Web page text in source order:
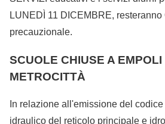
LUNEDÌ 11 DICEMBRE,
precauzionale.
SCUOLE CHIUSE A
METROCITTÀ
In relazione all'emissione del
idraulico del reticolo principale e